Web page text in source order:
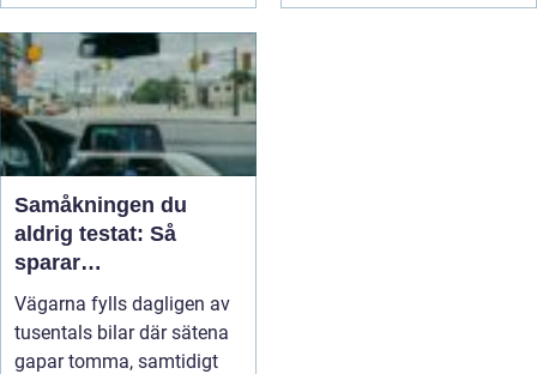
Samåkningen du
aldrig testat: Så
sparar
grannsamverkan på
klimatet
Vägarna fylls dagligen av
tusentals bilar där sätena
gapar tomma, samtidigt